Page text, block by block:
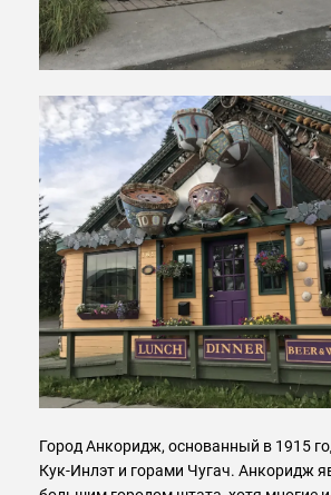
Город Анкоридж, основанный в 1915
Кук-Инлэт и горами Чугач. Анкоридж